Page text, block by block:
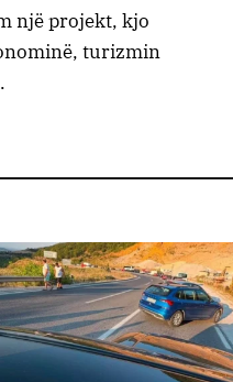
një projekt, kjo
turizmin